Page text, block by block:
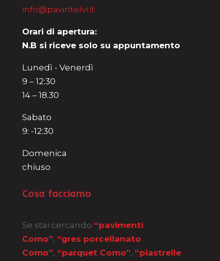
info@pavintelvi.it
Orari di apertura:
N.B si riceve solo su appuntamento
Lunedì - Venerdì
9 – 12:30
14 – 18.30
Sabato
9: -12:30
Domenica
chiuso
Cosa facciamo
Se stai cercando “pavimenti
Como”, “gres porcellanato
Como”, “parquet Como”, “piastrelle